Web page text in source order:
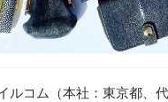
ルコム（本社：東京都、